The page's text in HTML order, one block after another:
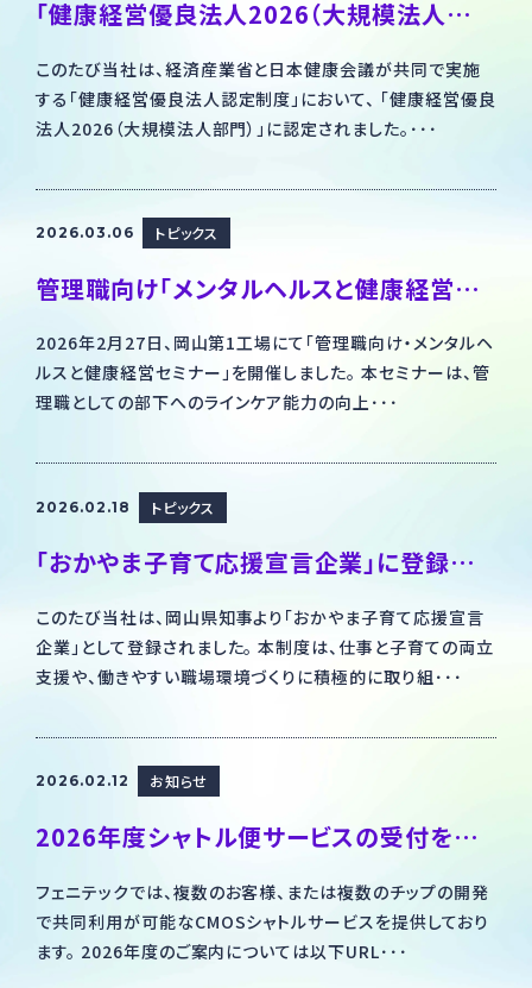
「健康経営優良法人2026（大規模法人部門）」に認定されました
このたび当社は、経済産業省と日本健康会議が共同で実施
する「健康経営優良法人認定制度」において、 「健康経営優良
法人2026（大規模法人部門）」に認定されました。･･･
2026.03.06 トピックス
管理職向け「メンタルヘルスと健康経営セミナー」を開催しました
2026年2月27日、岡山第1工場にて「管理職向け・メンタルヘ
ルスと健康経営セミナー」を開催しました。 本セミナーは、管
理職としての部下へのラインケア能力の向上･･･
2026.02.18 トピックス
「おかやま子育て応援宣言企業」に登録されました
このたび当社は、岡山県知事より「おかやま子育て応援宣言
企業」として登録されました。 本制度は、仕事と子育ての両立
支援や、働きやすい職場環境づくりに積極的に取り組･･･
2026.02.12 お知らせ
2026年度シャトル便サービスの受付を開始しました
フェニテックでは、複数のお客様、または複数のチップの開発
で共同利用が可能なCMOSシャトルサービスを提供しており
ます。 2026年度のご案内については以下URL･･･